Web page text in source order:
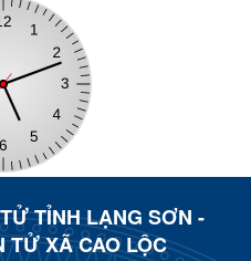
TỈNH LẠNG SƠN -
TỬ XÃ CAO LỘC